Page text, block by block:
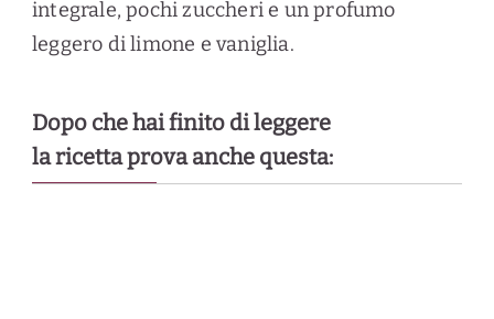
integrale, pochi zuccheri e un profumo
leggero di limone e vaniglia.
Dopo che hai finito di leggere
la ricetta prova anche questa: